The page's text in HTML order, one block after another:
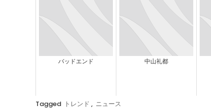
バッドエンド 中山礼都
Tagged トレンド , ニュース